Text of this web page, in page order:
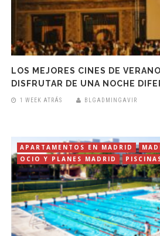
LOS MEJORES CINES DE
DISFRUTAR DE UNA NOCHE
1 WEEK ATRÁS BLGADMINGAVIR
APARTAMENTOS EN MADRID
OCIO Y PLANES MADRID